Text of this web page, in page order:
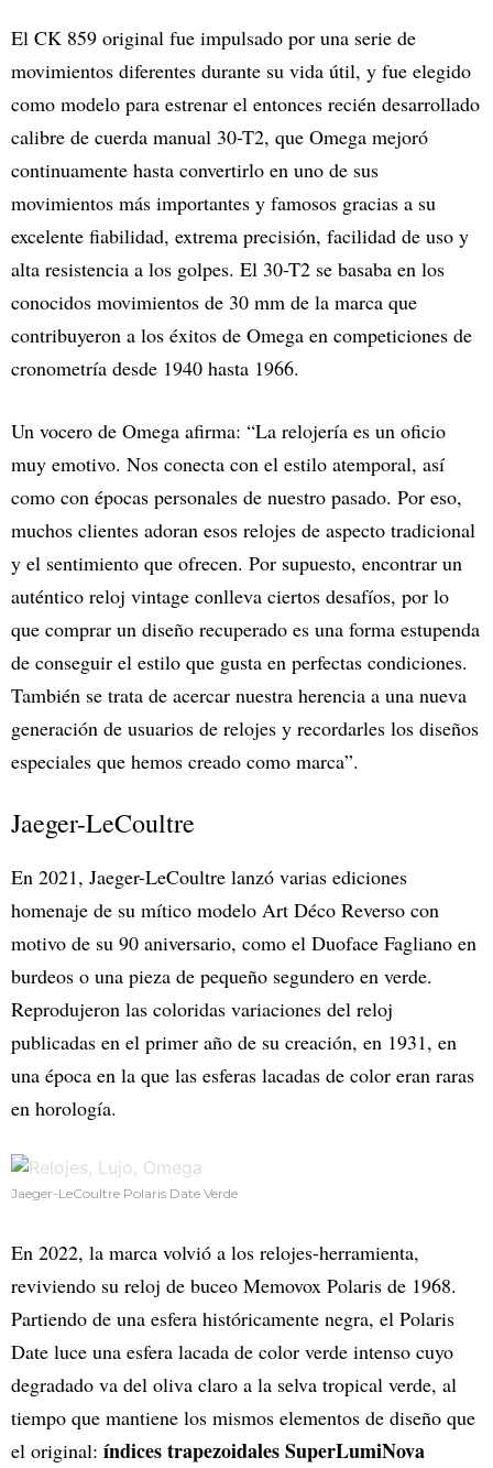
El CK 859 original fue impulsado por una serie de
movimientos diferentes durante su vida útil, y fue elegido
como modelo para estrenar el entonces recién desarrollado
calibre de cuerda manual 30-T2, que Omega mejoró
continuamente hasta convertirlo en uno de sus
movimientos más importantes y famosos gracias a su
excelente fiabilidad, extrema precisión, facilidad de uso y
alta resistencia a los golpes. El 30-T2 se basaba en los
conocidos movimientos de 30 mm de la marca que
contribuyeron a los éxitos de Omega en competiciones de
cronometría desde 1940 hasta 1966.
Un vocero de Omega afirma: “La relojería es un oficio
muy emotivo. Nos conecta con el estilo atemporal, así
como con épocas personales de nuestro pasado. Por eso,
muchos clientes adoran esos relojes de aspecto tradicional
y el sentimiento que ofrecen. Por supuesto, encontrar un
auténtico reloj vintage conlleva ciertos desafíos, por lo
que comprar un diseño recuperado es una forma estupenda
de conseguir el estilo que gusta en perfectas condiciones.
También se trata de acercar nuestra herencia a una nueva
generación de usuarios de relojes y recordarles los diseños
especiales que hemos creado como marca”.
Jaeger-LeCoultre
En 2021, Jaeger-LeCoultre lanzó varias ediciones
homenaje de su mítico modelo Art Déco Reverso con
motivo de su 90 aniversario, como el Duoface Fagliano en
burdeos o una pieza de pequeño segundero en verde.
Reprodujeron las coloridas variaciones del reloj
publicadas en el primer año de su creación, en 1931, en
una época en la que las esferas lacadas de color eran raras
en horología.
Jaeger-LeCoultre Polaris Date Verde
En 2022, la marca volvió a los relojes-herramienta,
reviviendo su reloj de buceo Memovox Polaris de 1968.
Partiendo de una esfera históricamente negra, el Polaris
Date luce una esfera lacada de color verde intenso cuyo
degradado va del oliva claro a la selva tropical verde, al
tiempo que mantiene los mismos elementos de diseño que
el original: índices trapezoidales SuperLumiNova